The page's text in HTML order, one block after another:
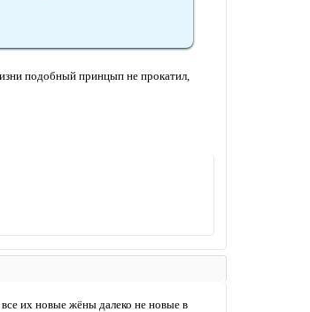
подобный принцып не прокатил,
их новые жёны далеко не новые в